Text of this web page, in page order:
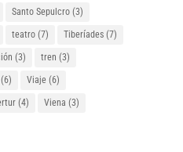
Santo Sepulcro(3)
teatro(7) Tiberíades(7)
(3) tren (3)
(6) Viaje (6)
(4) Viena (3)